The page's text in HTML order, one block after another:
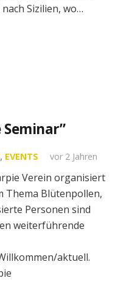
Sizilien, wo…
, EVENTS vor 2 Jahren
Verein organisiert
Thema Blütenpollen,
Personen sind
weiterführende
aktuell.